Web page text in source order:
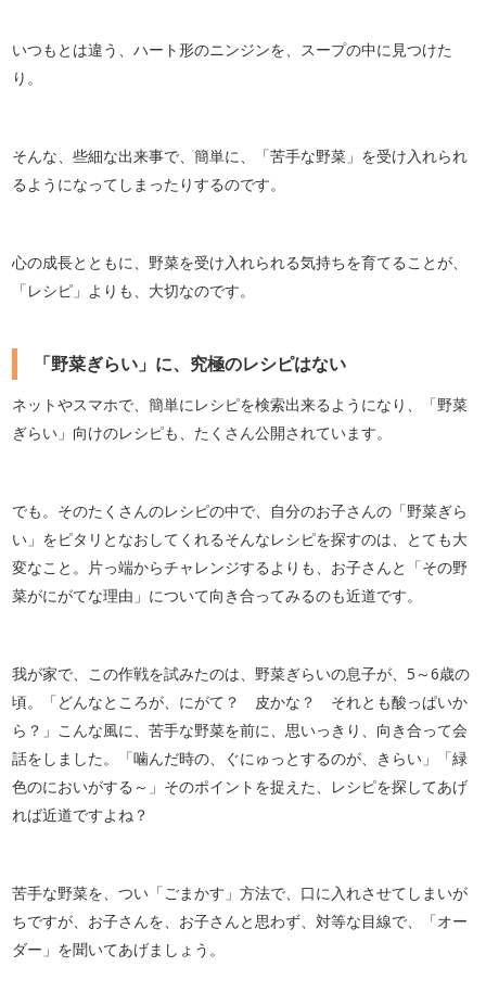
いつもとは違う、ハート形のニンジンを、スープの中に見つけた
り。
そんな、些細な出来事で、簡単に、「苦手な野菜」を受け入れられ
るようになってしまったりするのです。
心の成長とともに、野菜を受け入れられる気持ちを育てることが、
「レシピ」よりも、大切なのです。
「野菜ぎらい」に、究極のレシピはない
ネットやスマホで、簡単にレシピを検索出来るようになり、「野菜
ぎらい」向けのレシピも、たくさん公開されています。
でも。そのたくさんのレシピの中で、自分のお子さんの「野菜ぎら
い」をピタリとなおしてくれるそんなレシピを探すのは、とても大
変なこと。片っ端からチャレンジするよりも、お子さんと「その野
菜がにがてな理由」について向き合ってみるのも近道です。
我が家で、この作戦を試みたのは、野菜ぎらいの息子が、5～6歳の
頃。「どんなところが、にがて？ 皮かな？ それとも酸っぱいか
ら？」こんな風に、苦手な野菜を前に、思いっきり、向き合って会
話をしました。「噛んだ時の、ぐにゅっとするのが、きらい」「緑
色のにおいがする～」そのポイントを捉えた、レシピを探してあげ
れば近道ですよね？
苦手な野菜を、つい「ごまかす」方法で、口に入れさせてしまいが
ちですが、お子さんを、お子さんと思わず、対等な目線で、「オー
ダー」を聞いてあげましょう。